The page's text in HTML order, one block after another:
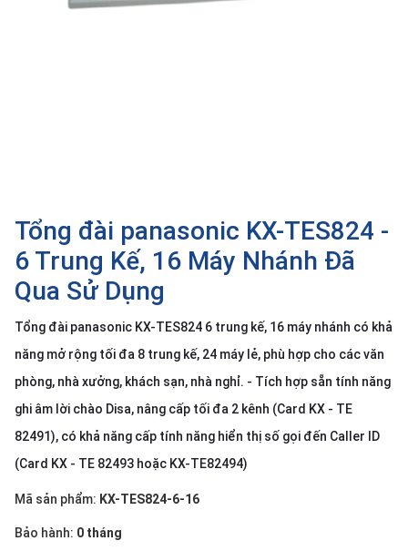
Tổng đài panasonic KX-TES824 -
6 Trung Kế, 16 Máy Nhánh Đã
Qua Sử Dụng
Tổng đài panasonic KX-TES824 6 trung kế, 16 máy nhánh có khả
năng mở rộng tối đa 8 trung kế, 24 máy lẻ, phù hợp cho các văn
phòng, nhà xưởng, khách sạn, nhà nghỉ. - Tích hợp sẵn tính năng
ghi âm lời chào Disa, nâng cấp tối đa 2 kênh (Card KX - TE
82491), có khả năng cấp tính năng hiển thị số gọi đến Caller ID
(Card KX - TE 82493 hoặc KX-TE82494)
Mã sản phẩm: KX-TES824-6-16
Bảo hành: 0 tháng
vụ
Hỗ
trợ
Tin
tức
Liên
thiệu
NGÔN
Tiếng
việt